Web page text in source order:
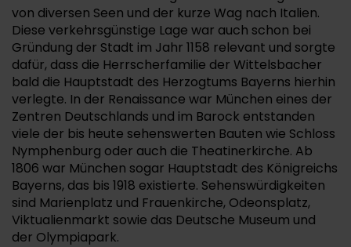
von diversen Seen und der kurze Wag nach Italien.
Diese verkehrsgünstige Lage war auch schon bei
Gründung der Stadt im Jahr 1158 relevant und sorgte
dafür, dass die Herrscherfamilie der Wittelsbacher
bald die Hauptstadt des Herzogtums Bayerns hierhin
verlegte. In der Renaissance war München eines der
Zentren Deutschlands und im Barock entstanden
viele der bis heute sehenswerten Bauten wie Schloss
Nymphenburg oder auch die Theatinerkirche. Ab
1806 war München sogar Hauptstadt des Königreichs
Bayerns, das bis 1918 existierte. Sehenswürdigkeiten
sind Marienplatz und Frauenkirche, Odeonsplatz,
Viktualienmarkt sowie das Deutsche Museum und
der Olympiapark.